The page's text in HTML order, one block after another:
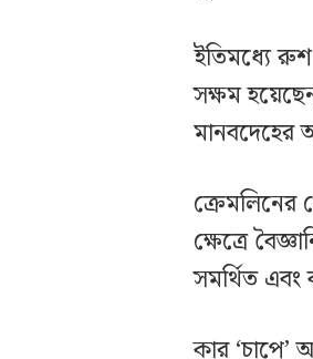
ইতিমধ্যে রুশ
সক্ষম
মানবদেহের
ক্রেমলিনের
ক্ষেত্রে
সমর্থিত এবং
কার